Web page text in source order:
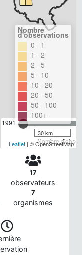
1991
Nombre
Nombre
d'observations
0– 1
1– 2
2– 5
5– 10
10– 20
20– 50
50– 100
100+
30 km
Leaflet | © OpenStreetMap
17
observateurs
7
organismes